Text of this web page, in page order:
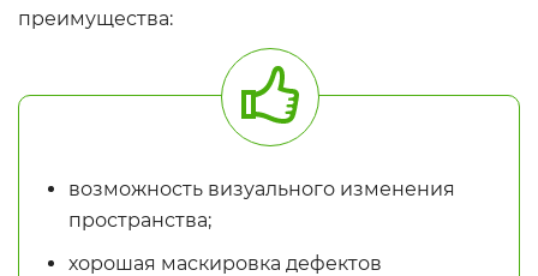
преимущества:
возможность визуального изменения
пространства;
хорошая маскировка дефектов